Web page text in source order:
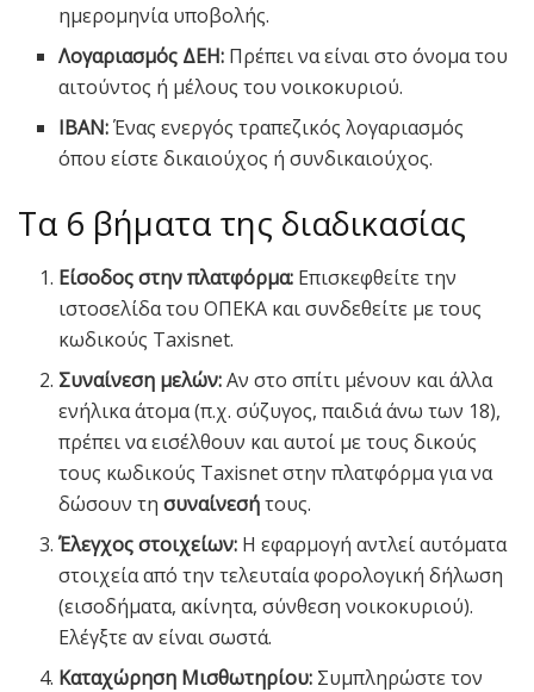
ημερομηνία υποβολής.
Λογαριασμός ΔΕΗ: Πρέπει να είναι στο όνομα του
αιτούντος ή μέλους του νοικοκυριού.
IBAN:Ένας ενεργός τραπεζικός λογαριασμός
όπου είστε δικαιούχος ή συνδικαιούχος.
Τα 6 βήματα της διαδικασίας
Είσοδος στην πλατφόρμα: Επισκεφθείτε την
ιστοσελίδα του ΟΠΕΚΑ και συνδεθείτε με τους
κωδικούς Taxisnet.
Συναίνεση μελών:Αν στο σπίτι μένουν και άλλα
ενήλικα άτομα (π.χ. σύζυγος, παιδιά άνω των 18),
πρέπει να εισέλθουν και αυτοί με τους δικούς
τους κωδικούς Taxisnet στην πλατφόρμα για να
δώσουν τησυναίνεσήτους.
Έλεγχος στοιχείων: Η εφαρμογή αντλεί αυτόματα
στοιχεία από την τελευταία φορολογική δήλωση
(εισοδήματα, ακίνητα, σύνθεση νοικοκυριού).
Ελέγξτε αν είναι σωστά.
Καταχώρηση Μισθωτηρίου: Συμπληρώστε τον